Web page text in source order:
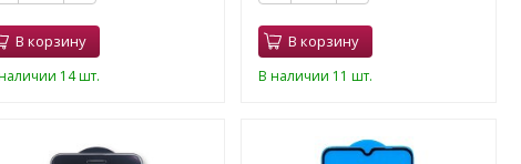
В корзину
14 шт.
В корзину
В наличии 11 шт.